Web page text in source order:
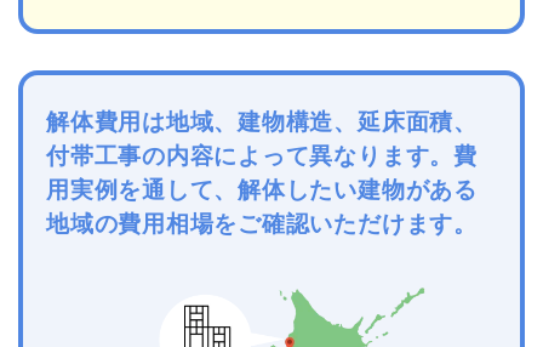
解体費用は地域、建物構造、延床面積、
付帯工事の内容によって異なります。費
用実例を通して、解体したい建物がある
地域の費用相場をご確認いただけます。